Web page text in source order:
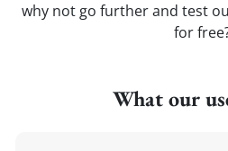
why not go further and test
for
What our